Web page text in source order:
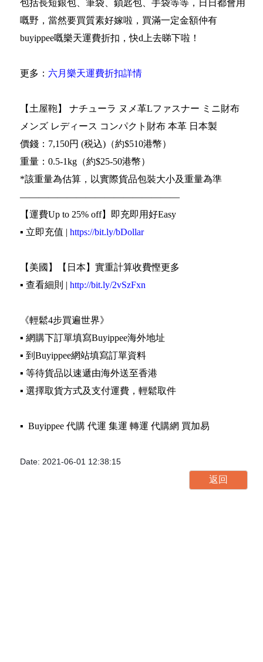
包括長短銀包、筆袋、鎖匙包、手袋等等，日日都會用
嘅野，當然要買質素好嫁啦，買滿一定金額仲有
buyippee嘅樂天運費折扣，快d上去睇下啦！
更多： 六月樂天運費折扣詳情
【土屋鞄】 ナチューラ ヌメ革Lファスナー ミニ財布
メンズ レディース コンパクト財布 本革 日本製
價錢：7,150円 (税込)（約$510港幣）
重量：0.5-1kg（約$25-50港幣）
*該重量為估算，以實際貨品包裝大小及重量為準
—————————————————
【運費Up to 25% off】即充即用好Easy
▪️ 立即充值 | https://bit.ly/bDollar
【美國】【日本】實重計算收費慳更多
▪️ 查看細則 | http://bit.ly/2vSzFxn
《輕鬆4步買遍世界》
▪️ 網購下訂單填寫Buyippee海外地址
▪️ 到Buyippee網站填寫訂單資料
▪️ 等待貨品以速遞由海外送至香港
▪️ 選擇取貨方式及支付運費，輕鬆取件
▪️ Buyippee 代購 代運 集運 轉運 代購網 買加易
Date: 2021-06-01 12:38:15